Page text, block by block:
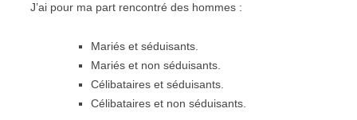
J’ai pour ma part rencontré des hommes :
Mariés et séduisants.
Mariés et non séduisants.
Célibataires et séduisants.
Célibataires et non séduisants.